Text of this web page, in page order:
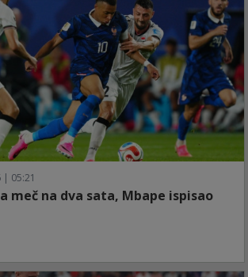
| 05:21
meč na dva sata, Mbape ispisao